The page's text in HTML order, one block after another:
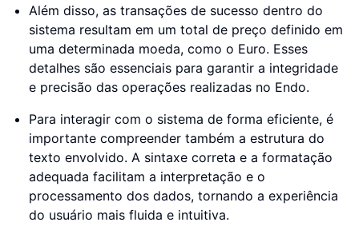
Além disso, as transações de sucesso dentro do
sistema resultam em um total de preço definido em
uma determinada moeda, como o Euro. Esses
detalhes são essenciais para garantir a integridade
e precisão das operações realizadas no Endo.
Para interagir com o sistema de forma eficiente, é
importante compreender também a estrutura do
texto envolvido. A sintaxe correta e a formatação
adequada facilitam a interpretação e o
processamento dos dados, tornando a experiência
do usuário mais fluida e intuitiva.